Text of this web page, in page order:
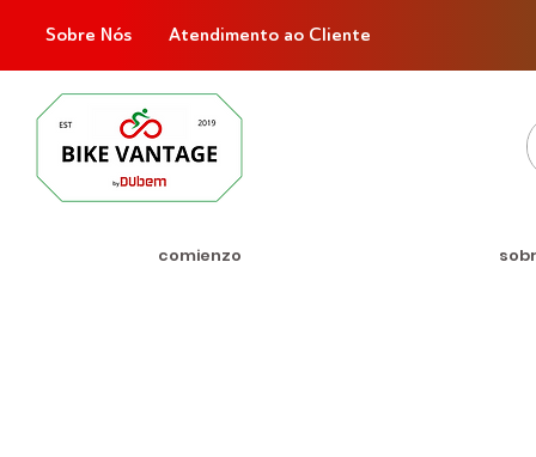
Sobre Nós Atendimento ao Cliente
comienzo